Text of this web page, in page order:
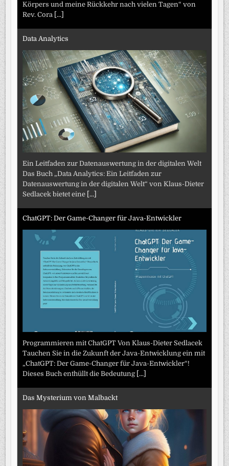
Körpers und meine Rückkehr nach vielen Tagen“ von
Rev. Cora [...]
Data Analytics
Ein Leitfaden zur Datenauswertung in der digitalen Welt
Das Buch „Data Analytics: Ein Leitfaden zur
Datenauswertung in der digitalen Welt“ von Klaus-Dieter
Sedlacek bietet eine [...]
ChatGPT: Der Game-Changer für Java-Entwickler
Programmieren mit ChatGPT Von Klaus-Dieter Sedlacek
Tauchen Sie in die Zukunft der Java-Entwicklung ein mit
„ChatGPT: Der Game-Changer für Java-Entwickler“!
Dieses Buch enthüllt die Bedeutung [...]
Das Mysterium von Malbackt